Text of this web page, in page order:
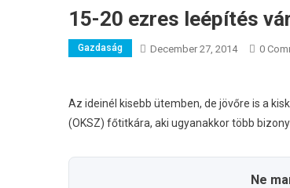
15-20 ezres leépítés
Gazdaság December 27, 2014 0
Az ideinél kisebb ütemben, de jövőre is a
(OKSZ) főtitkára, aki ugyanakkor több
Ne